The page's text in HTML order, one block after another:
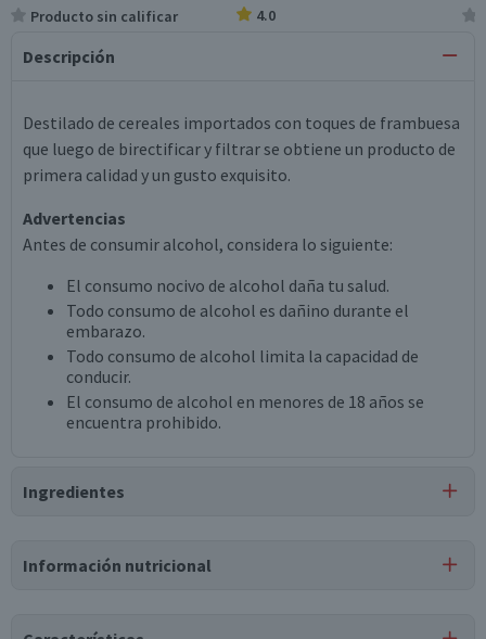
Producto sin calificar 4.0
Descripción
Destilado de cereales importados con toques de frambuesa
que luego de birectificar y filtrar se obtiene un producto de
primera calidad y un gusto exquisito.
Advertencias
Antes de consumir alcohol, considera lo siguiente:
El consumo nocivo de alcohol daña tu salud.
Todo consumo de alcohol es dañino durante el
embarazo.
Todo consumo de alcohol limita la capacidad de
conducir.
El consumo de alcohol en menores de 18 años se
encuentra prohibido.
Ingredientes
Información nutricional
Tabla nutricional